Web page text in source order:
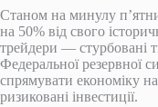
Станом на минулу
на 50% від свого
трейдери — стурбовані
Федеральної резервної
спрямувати економіку
ризиковані інвестиції.